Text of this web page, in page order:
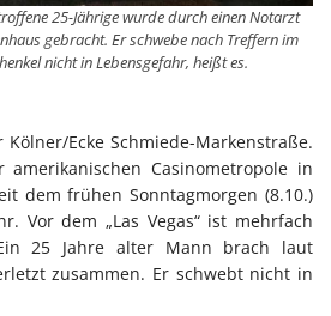
25-Jährige wurde durch einen Notarzt
gebracht. Er schwebe nach Treffern im
nicht in Lebensgefahr, heißt es.
Kölner/Ecke Schmiede-Markenstraße.
amerikanischen Casinometropole in
dem frühen Sonntagmorgen (8.10.)
Vor dem „Las Vegas“ ist mehrfach
25 Jahre alter Mann brach laut
zusammen. Er schwebt nicht in